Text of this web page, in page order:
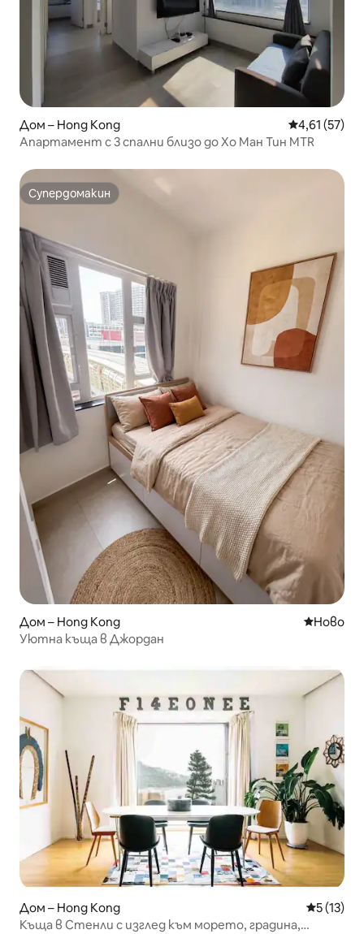
Дом – Hong Kong Средна
4,61 (57)
Апартамент с 3 спални близо до Хо Ман Тин MTR
Супердомакин
Супердомакин
Дом – Hong Kong Ново
Ново
Уютна къща в Джордан
Дом – Hong Kong Средна
5 (13)
Къща в Стенли с изглед към морето, градина,